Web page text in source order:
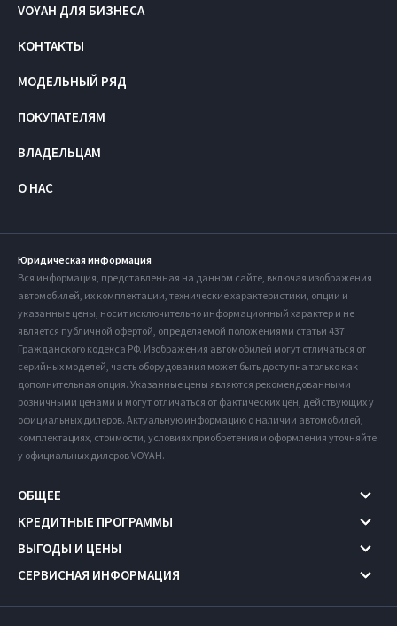
VOYAH ДЛЯ БИЗНЕСА
КОНТАКТЫ
МОДЕЛЬНЫЙ РЯД
ПОКУПАТЕЛЯМ
ВЛАДЕЛЬЦАМ
О НАС
Юридическая информация
Вся информация, представленная на данном сайте, включая изображения
автомобилей, их комплектации, технические характеристики, опции и
указанные цены, носит исключительно информационный характер и не
является публичной офертой, определяемой положениями статьи 437
Гражданского кодекса РФ. Изображения автомобилей могут отличаться от
серийных моделей, часть оборудования может быть доступна только как
дополнительная опция. Указанные цены являются рекомендованными
розничными ценами и могут отличаться от фактических цен, действующих у
официальных дилеров. Актуальную информацию о наличии автомобилей,
комплектациях, стоимости, условиях приобретения и оформления уточняйте
у официальных дилеров VOYAH.
ОБЩЕЕ
КРЕДИТНЫЕ ПРОГРАММЫ
ВЫГОДЫ И ЦЕНЫ
СЕРВИСНАЯ ИНФОРМАЦИЯ